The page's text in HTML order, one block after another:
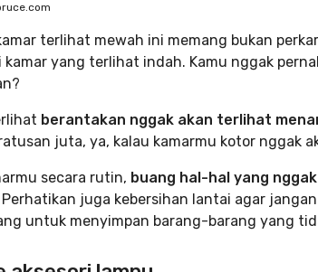
terlihat mewah ini memang bukan
yang terlihat indah. Kamu nggak
berantakan nggak akan terlihat
juta, ya, kalau kamarmu kotor nggak
secara rutin, buang hal-hal yang
Perhatikan juga kebersihan lantai agar
untuk menyimpan barang-barang yang